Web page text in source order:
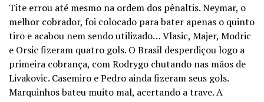
Tite errou até mesmo na ordem dos pênaltis. Neymar, o
melhor cobrador, foi colocado para bater apenas o quinto
tiro e acabou nem sendo utilizado… Vlasic, Majer, Modric
e Orsic fizeram quatro gols. O Brasil desperdiçou logo a
primeira cobrança, com Rodrygo chutando nas mãos de
Livakovic. Casemiro e Pedro ainda fizeram seus gols.
Marquinhos bateu muito mal, acertando a trave. A